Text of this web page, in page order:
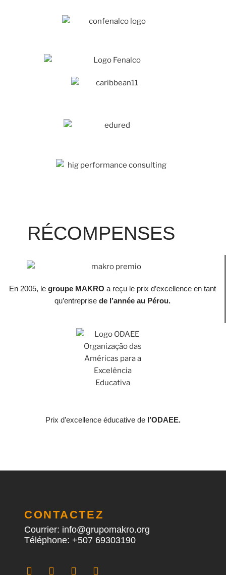
RÉCOMPENSES
En 2005, le groupe MAKRO a reçu le prix d’excellence en tant
qu’entreprise de l’année au Pérou.
Prix d’excellence éducative de l’ODAEE.
CONTACTEZ
Courrier: info@grupomakro.org
Téléphone: +507 69303190